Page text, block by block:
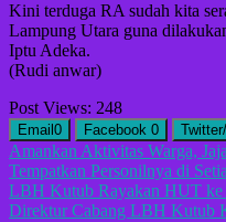
Kini terduga RA sudah kita
Lampung Utara guna
Iptu Adeka.
(Rudi anwar)
Post Views: 248
Email 0 Facebook 0
Navigasi
pos
Amankan Aktivitas Warga,
Tempatkan Personilnya di
LBH Kutub Rayakan HUT ke
Direktur Cabang LBH Kutub